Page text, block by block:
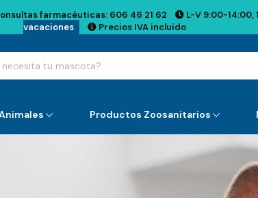
farmacéuticas: 606 46 21 62 L-V 9:00-14:00,
vacaciones
Precios IVA incluido
Productos Zoosanitarios